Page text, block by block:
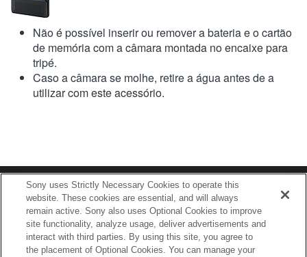
Não é possível inserir ou remover a bateria e o cartão
de memória com a câmara montada no encaixe para
tripé.
Caso a câmara se molhe, retire a água antes de a
utilizar com este acessório.
Terms of Use Contact Us
Copyright 2026 Sony Corporation
Sony uses Strictly Necessary Cookies to operate this
website. These cookies are essential, and will always
remain active. Sony also uses Optional Cookies to improve
site functionality, analyze usage, deliver advertisements and
interact with third parties. By using this site, you agree to
the placement of Optional Cookies. You can manage your